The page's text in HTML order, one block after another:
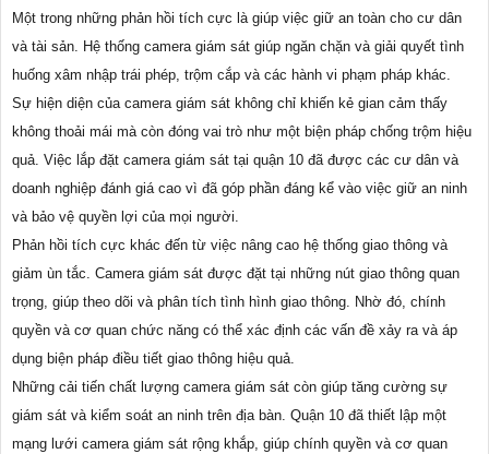
Một trong những phản hồi tích cực là giúp việc giữ an toàn cho cư dân
và tài sản. Hệ thống camera giám sát giúp ngăn chặn và giải quyết tình
huống xâm nhập trái phép, trộm cắp và các hành vi phạm pháp khác.
Sự hiện diện của camera giám sát không chỉ khiến kẻ gian cảm thấy
không thoải mái mà còn đóng vai trò như một biện pháp chống trộm hiệu
quả. Việc lắp đặt camera giám sát tại quận 10 đã được các cư dân và
doanh nghiệp đánh giá cao vì đã góp phần đáng kể vào việc giữ an ninh
và bảo vệ quyền lợi của mọi người.
Phản hồi tích cực khác đến từ việc nâng cao hệ thống giao thông và
giảm ùn tắc. Camera giám sát được đặt tại những nút giao thông quan
trọng, giúp theo dõi và phân tích tình hình giao thông. Nhờ đó, chính
quyền và cơ quan chức năng có thể xác định các vấn đề xảy ra và áp
dụng biện pháp điều tiết giao thông hiệu quả.
Những cải tiến chất lượng camera giám sát còn giúp tăng cường sự
giám sát và kiểm soát an ninh trên địa bàn. Quận 10 đã thiết lập một
mạng lưới camera giám sát rộng khắp, giúp chính quyền và cơ quan